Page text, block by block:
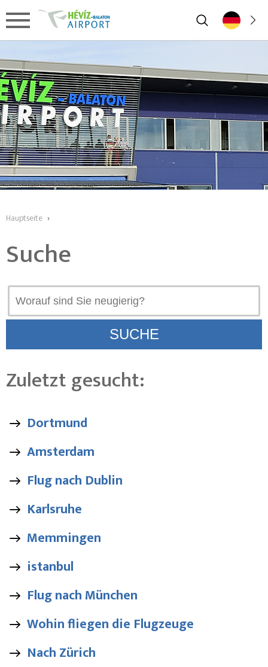
Hauptseite ›
Suche
Zuletzt gesucht:
Dortmund
Amsterdam
Flug nach Dublin
Karlsruhe
Memmingen
istanbul
Flug nach München
Wohin fliegen die Flugzeuge
Nach Zürich